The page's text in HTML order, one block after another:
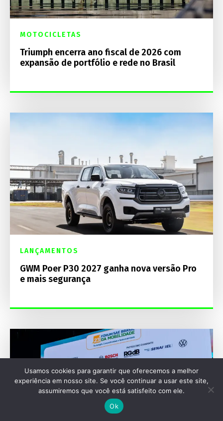
MOTOCICLETAS
Triumph encerra ano fiscal de 2026 com
expansão de portfólio e rede no Brasil
LANÇAMENTOS
GWM Poer P30 2027 ganha nova versão Pro
e mais segurança
Usamos cookies para garantir que oferecemos a melhor
experiência em nosso site. Se você continuar a usar este site,
assumiremos que você está satisfeito com ele.
Ok